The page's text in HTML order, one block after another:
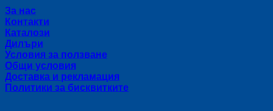
За нас
Контакти
Каталози
Дилъри
Условия за ползване
Общи условия
Доставка и рекламация
Политики за бисквитките